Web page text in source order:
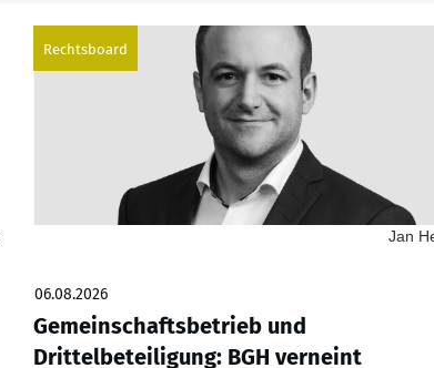
Rechtsboard
Jan
06.08.2026
Gemeinschaftsbetrieb und
Drittelbeteiligung: BGH verneint